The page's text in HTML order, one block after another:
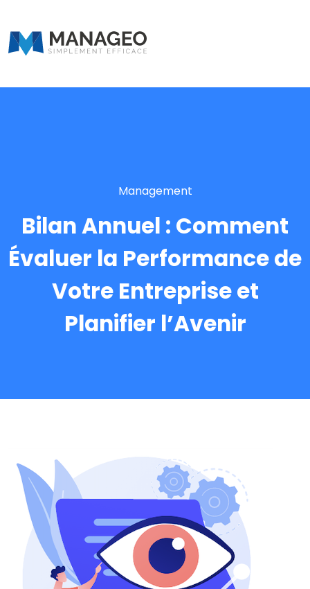
Management
Bilan Annuel : Comment
Évaluer la Performance de
Votre Entreprise et
Planifier l’Avenir